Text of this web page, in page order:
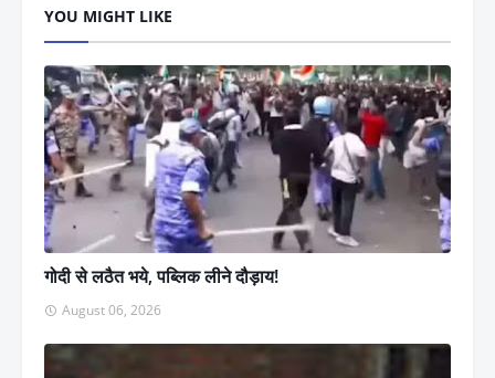
YOU MIGHT LIKE
गोदी से लठैत भये, पब्लिक लीने दौड़ाय!
August 06, 2026